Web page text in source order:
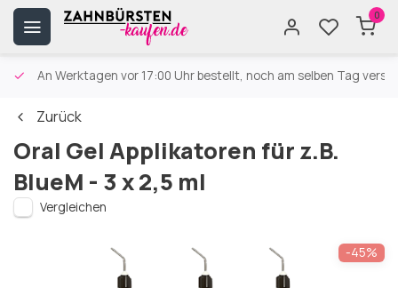
0
An Werktagen vor 17:00 Uhr bestellt, noch am selben Tag
Zurück
Oral Gel Applikatoren für z.B.
BlueM - 3 x 2,5 ml
Vergleichen
-45%